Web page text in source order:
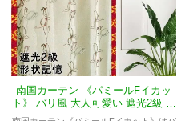
南国カーテン 《パミールFイカッ
ト》 バリ風 大人可愛い 遮光2級 バ
ランス付きフラット アイボリー色